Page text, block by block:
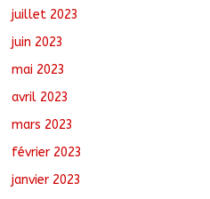
juillet 2023
juin 2023
mai 2023
avril 2023
mars 2023
février 2023
janvier 2023